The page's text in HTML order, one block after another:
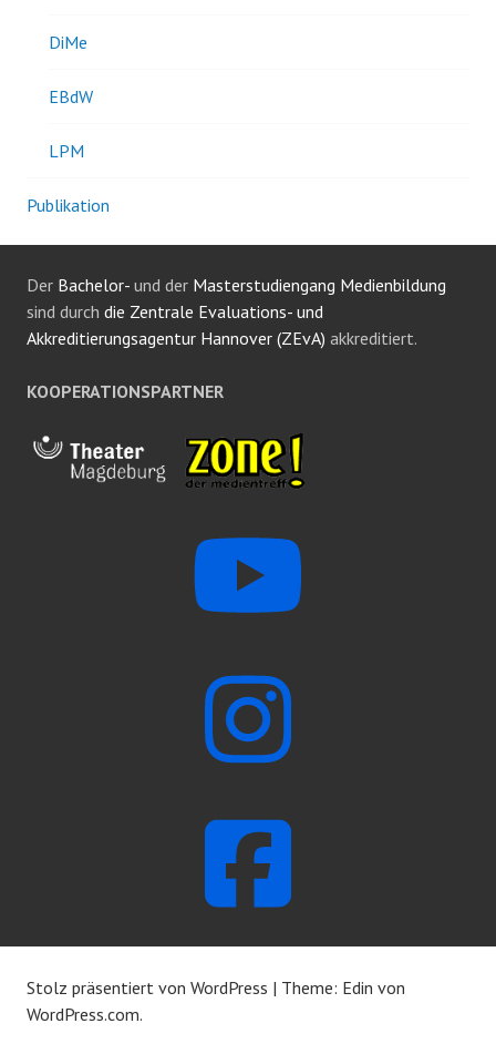
DiMe
EBdW
LPM
Publikation
Der Bachelor- und der Masterstudiengang Medienbildung
sind durch die Zentrale Evaluations- und
Akkreditierungsagentur Hannover (ZEvA) akkreditiert.
KOOPERATIONSPARTNER
Stolz präsentiert von WordPress | Theme: Edin von
WordPress.com.